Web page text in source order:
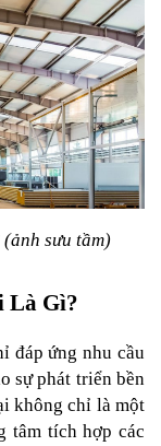
sưu tầm)
Là Gì?
đáp ứng nhu cầu
sự phát triển bền
không chỉ là một
tâm tích hợp các